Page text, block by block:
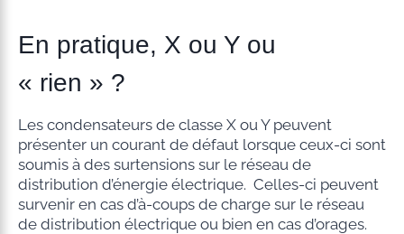
En pratique, X ou Y ou
« rien » ?
Les condensateurs de classe X ou Y peuvent
présenter un courant de défaut lorsque ceux-ci sont
soumis à des surtensions sur le réseau de
distribution d’énergie électrique. Celles-ci peuvent
survenir en cas d’à-coups de charge sur le réseau
de distribution électrique ou bien en cas d’orages.